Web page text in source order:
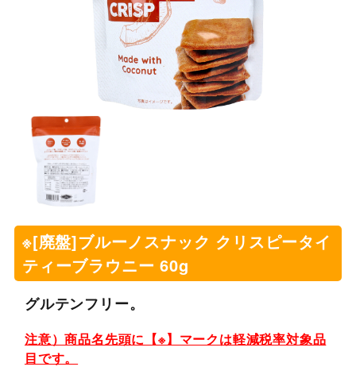
※[廃盤]ブルーノスナック クリスピータイ
ティーブラウニー 60g
グルテンフリー。
注意）商品名先頭に【※】マークは軽減税率対象品
目です。